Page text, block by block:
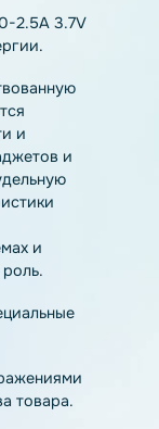
Доставка
2.5A
энергии.
и
гаджетов и
удельную
системах и
роль.